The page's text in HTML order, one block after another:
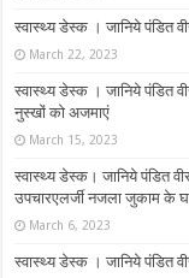
स्वास्थ्य डेस्क । जानिये पंडित
March 22, 2023
स्वास्थ्य डेस्क । जानिये पंडित
नुस्‍खों को अजमाएं
March 15, 2023
स्वास्थ्य डेस्क। जानिये पंडित
उपचारएलर्जी नजला जुकाम के
March 6, 2023
स्वास्थ्य डेस्क । जानिये पंडित